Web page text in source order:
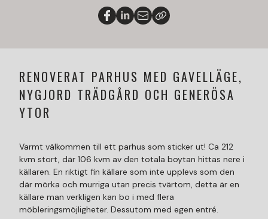
RENOVERAT PARHUS MED GAVELLÄGE,
NYGJORD TRÄDGÅRD OCH GENERÖSA
YTOR
Varmt välkommen till ett parhus som sticker ut! Ca 212
kvm stort, där 106 kvm av den totala boytan hittas nere i
källaren. En riktigt fin källare som inte upplevs som den
där mörka och murriga utan precis tvärtom, detta är en
källare man verkligen kan bo i med flera
möbleringsmöjligheter. Dessutom med egen entré.